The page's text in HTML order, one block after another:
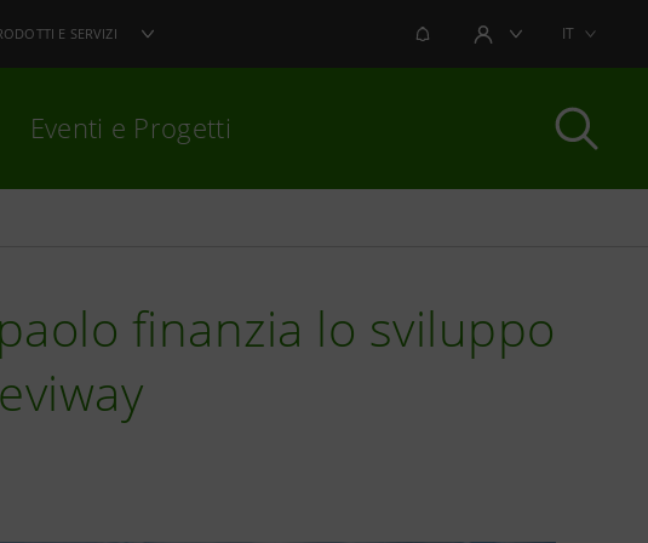
E SERVIZI NOTIFICHEAREA UTENTEIT
Eventi e Progetti
finanzia lo sviluppo